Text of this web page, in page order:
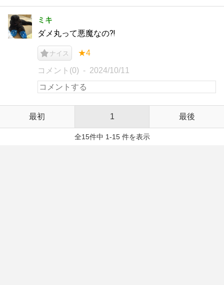
ミキ
ダメ丸って悪魔なの⁈
ナイス ★4
コメント(0) 2024/10/11
最初 1 最後
全15件中 1-15 件を表示